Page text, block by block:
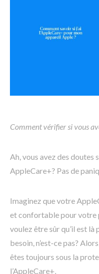
Comment vérifier si vous
Ah, vous avez des doutes
AppleCare+? Pas de
Imaginez que votre
et confortable pour votre
voulez être sûr qu’il est là
besoin, n’est-ce pas?
êtes toujours sous la
l’AppleCare+.